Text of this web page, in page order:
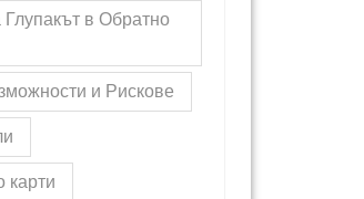
в Обратно
и Рискове
карти